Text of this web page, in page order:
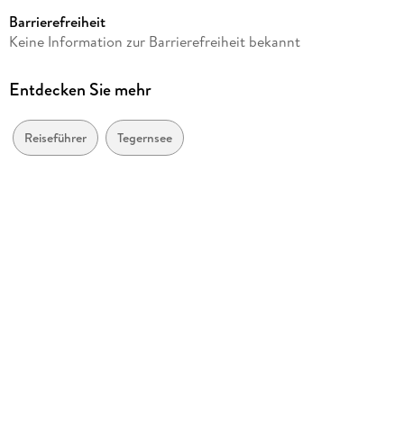
Autor/Autorin
Verlag/Hersteller
Produktart
kartoniert
Barrierefreiheit
Keine Information zur Barrierefreiheit bekannt
Entdecken Sie mehr
Reiseführer Tegernsee